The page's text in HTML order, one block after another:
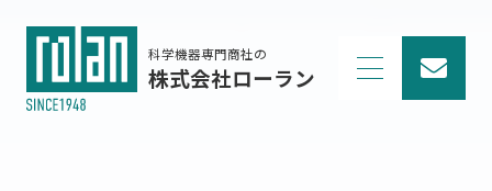
科学機器専門商社の
株式会社ローラン